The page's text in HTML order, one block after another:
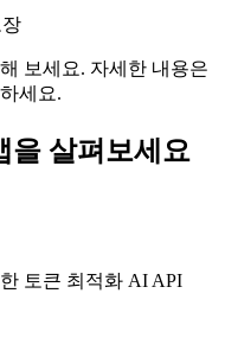
보세요. 자세한 내용은
세요.
을 살펴보세요
토큰 최적화 AI API